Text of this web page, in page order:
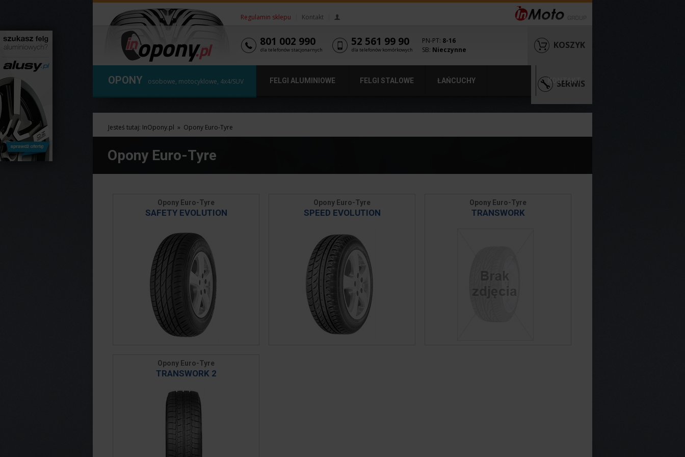
Regulamin sklepu Kontakt
801 002 990
dla telefonów stacjonarnych
52 561 99 90
dla telefonów komórkowych
PN-PT: 8-16
SB: Nieczynne KOSZYK
SERWIS
OPONY osobowe, motocyklowe, 4x4/SUV FELGI ALUMINIOWE FELGI STALOWE ŁAŃCUCHY KONTAKT
Jesteś tutaj: InOpony.pl » Opony Euro-Tyre
Opony Euro-Tyre
Opony Euro-Tyre
SAFETY EVOLUTION
Opony Euro-Tyre
SPEED EVOLUTION
Opony Euro-Tyre
TRANSWORK
Opony Euro-Tyre
TRANSWORK 2